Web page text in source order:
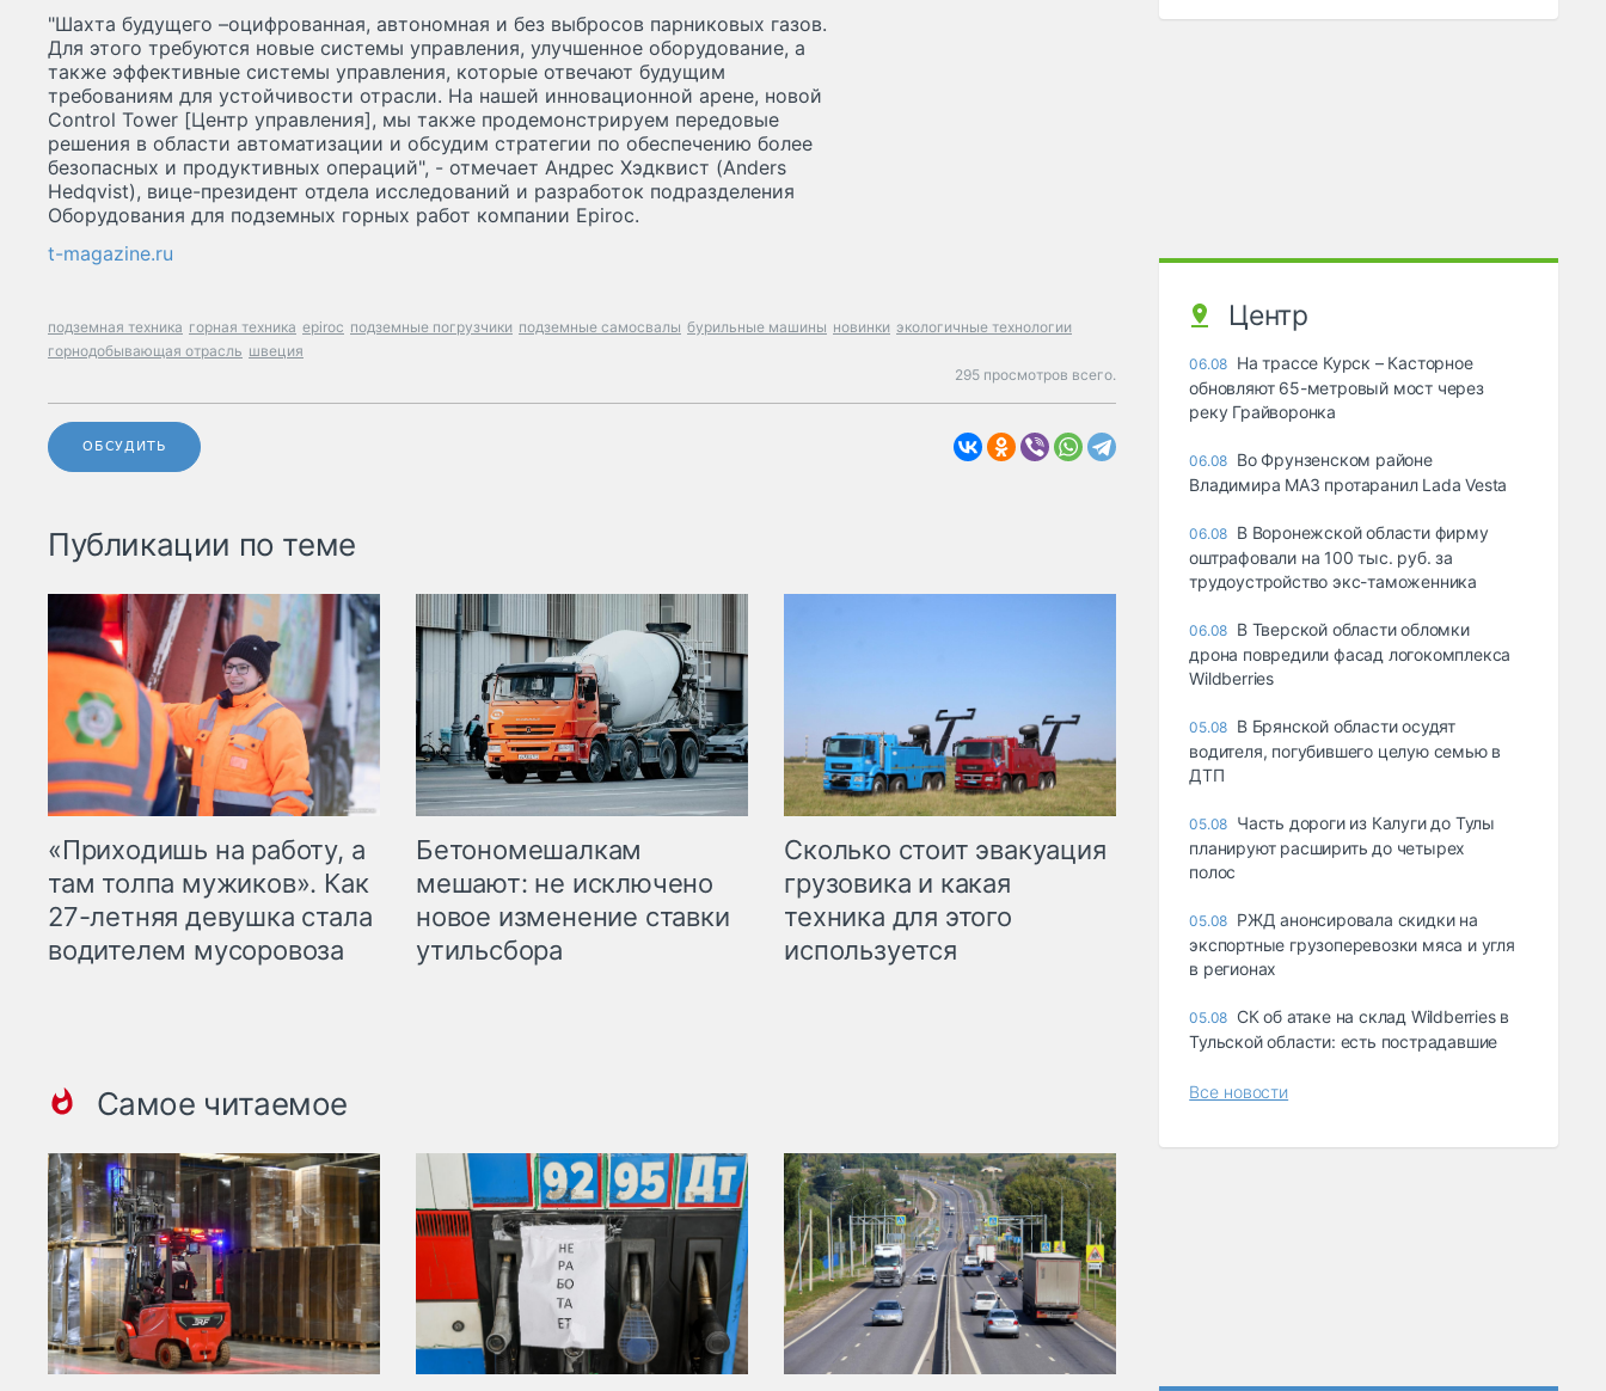
"Шахта будущего –оцифрованная, автономная и без выбросов парниковых газов.
Для этого требуются новые системы управления, улучшенное оборудование, а
также эффективные системы управления, которые отвечают будущим
требованиям для устойчивости отрасли. На нашей инновационной арене, новой
Control Tower [Центр управления], мы также продемонстрируем передовые
решения в области автоматизации и обсудим стратегии по обеспечению более
безопасных и продуктивных операций", - отмечает Андрес Хэдквист (Anders
Hedqvist), вице-президент отдела исследований и разработок подразделения
Оборудования для подземных горных работ компании Epiroc.
t-magazine.ru
подземная техника горная техника epiroc подземные погрузчики подземные самосвалы бурильные машины новинки экологичные технологии
горнодобывающая отрасль швеция
295 просмотров всего.
ОБСУДИТЬ
Публикации по теме
«Приходишь на работу, а
там толпа мужиков». Как
27-летняя девушка стала
водителем мусоровоза
Бетономешалкам
мешают: не исключено
новое изменение ставки
утильсбора
Сколько стоит эвакуация
грузовика и какая
техника для этого
используется
Самое читаемое
Центр
06.08 На трассе Курск – Касторное
обновляют 65-метровый мост через
реку Грайворонка
06.08 Во Фрунзенском районе
Владимира МАЗ протаранил Lada Vesta
06.08 В Воронежской области фирму
оштрафовали на 100 тыс. руб. за
трудоустройство экс-таможенника
06.08 В Тверской области обломки
дрона повредили фасад логокомплекса
Wildberries
05.08 В Брянской области осудят
водителя, погубившего целую семью в
ДТП
05.08 Часть дороги из Калуги до Тулы
планируют расширить до четырех
полос
05.08 РЖД анонсировала скидки на
экспортные грузоперевозки мяса и угля
в регионах
05.08 СК об атаке на склад Wildberries в
Тульской области: есть пострадавшие
Все новости